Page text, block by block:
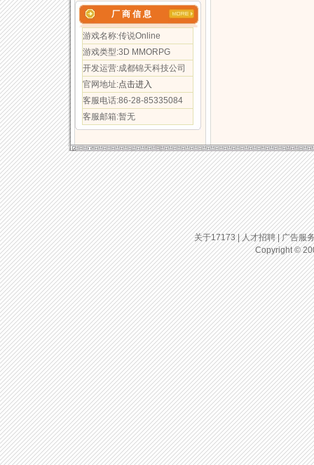
厂 商 信 息
游戏名称:传说Online
游戏类型:3D MMORPG
开发运营:成都锦天科技公司
官网地址:点击进入
客服电话:86-28-85335084
客服邮箱:暂无
关于17173|人才招聘|广告服
Copyright ©